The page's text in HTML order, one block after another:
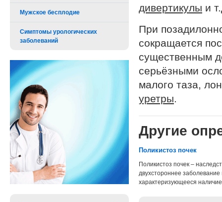
Мужское бесплодие
Симптомы урологических
заболеваний
дивертикулы и
При
сокращается
существенным
серьёзными
малого таза,
уретры.
Другие
Поликистоз почек
Поликистоз почек –
двухстороннее заболевание
характеризующееся